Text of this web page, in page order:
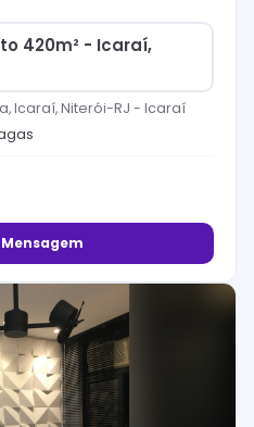
420m² - Icaraí,
Icaraí, Niterói-RJ - Icaraí
s